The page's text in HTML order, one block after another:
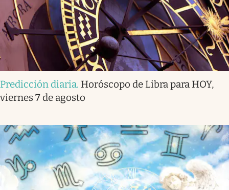
Predicción diaria. Horóscopo de Libra para HOY,
viernes 7 de agosto